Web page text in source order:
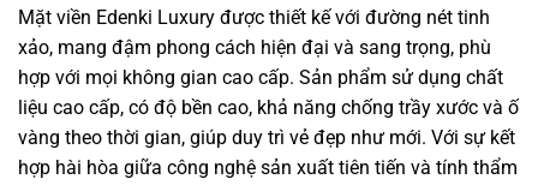
Mặt viền Edenki Luxury được thiết kế với đường nét tinh
xảo, mang đậm phong cách hiện đại và sang trọng, phù
hợp với mọi không gian cao cấp. Sản phẩm sử dụng chất
liệu cao cấp, có độ bền cao, khả năng chống trầy xước và ố
vàng theo thời gian, giúp duy trì vẻ đẹp như mới. Với sự kết
hợp hài hòa giữa công nghệ sản xuất tiên tiến và tính thẩm